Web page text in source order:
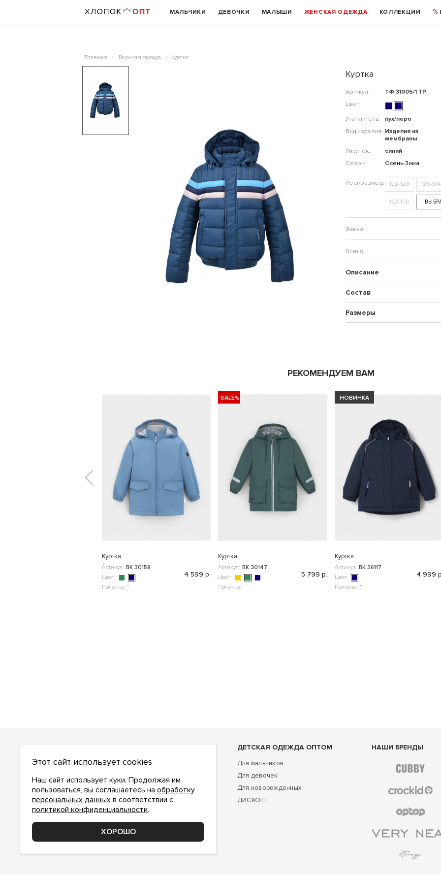
МАЛЬЧИКИ ДЕВОЧКИ МАЛЫШИ ЖЕНСКАЯ ОДЕЖДА КОЛЛЕКЦИИ
Главная Верхняя одежда Куртка
Куртка
Артикул:
ТФ 31005/1 ТР
Цвет:
Утеплитель:
пух/перо
Вид изделия: Изделия из
мембраны
Рисунок:
синий
Сезон:
Осень-Зима
122-128 128-134
152-158
Описание
Состав
Размеры
РЕКОМЕНДУЕМ ВАМ
Куртка
Артикул: ВК 30158
Цвет:
Полотно: "
4 599 р.
-SALE%
Куртка
Артикул: ВК 30147
Цвет:
Полотно: "
5 799 р.
НОВИНКА
Куртка
Артикул: ВК 36117
Цвет:
Полотно: "
4 999
О НАС
О компании
Как сделать заказ
Условия работы
Доставка и оплата
Возврат
ДЕТСКАЯ ОДЕЖДА ОПТОМ
Для мальчиков
Для девочек
Для новорожденных
ДИСКОНТ
НАШИ БРЕНДЫ
Этот сайт использует cookies
Наш сайт использует куки. Продолжая им
пользоваться, вы соглашаетесь на обработку
персональных данных в соответствии с
политикой конфиденциальности.
ХОРОШО